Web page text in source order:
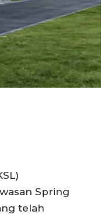
Spring
telah